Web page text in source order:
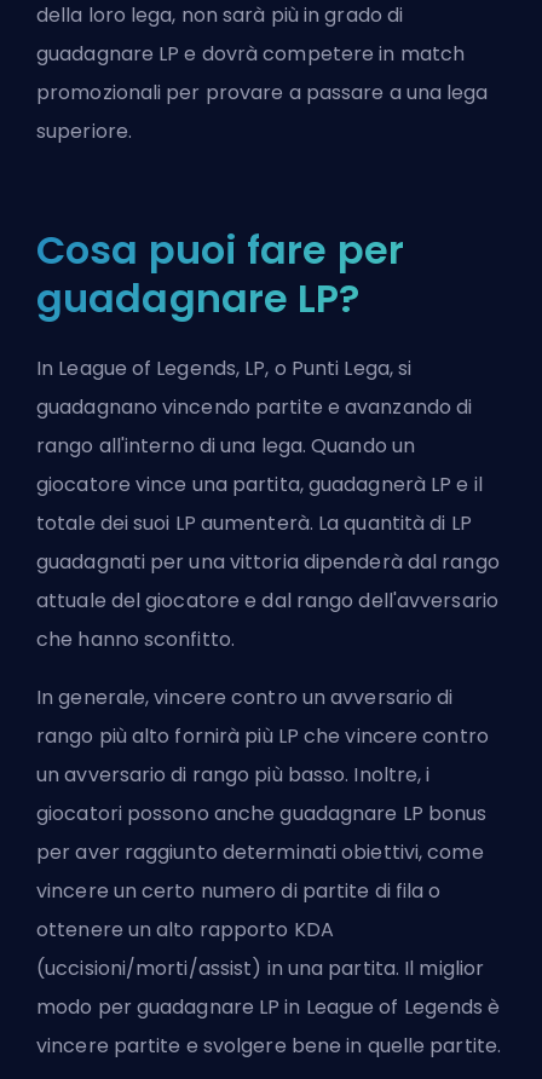
della loro lega, non sarà più in grado di
guadagnare LP e dovrà competere in match
promozionali per provare a passare a una lega
superiore.
Cosa puoi fare per
guadagnare LP?
In League of Legends, LP, o Punti Lega, si
guadagnano vincendo partite e avanzando di
rango all'interno di una lega. Quando un
giocatore vince una partita, guadagnerà LP e il
totale dei suoi LP aumenterà. La quantità di LP
guadagnati per una vittoria dipenderà dal rango
attuale del giocatore e dal rango dell'avversario
che hanno sconfitto.
In generale, vincere contro un avversario di
rango più alto fornirà più LP che vincere contro
un avversario di rango più basso. Inoltre, i
giocatori possono anche guadagnare LP bonus
per aver raggiunto determinati obiettivi, come
vincere un certo numero di partite di fila o
ottenere un alto rapporto KDA
(uccisioni/morti/assist) in una partita. Il miglior
modo per guadagnare LP in League of Legends è
vincere partite e svolgere bene in quelle partite.